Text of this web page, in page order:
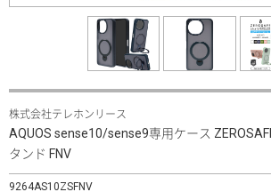
株式会社テレホンリース
AQUOS sense10/sense9専用ケース
タンド FNV
9264AS10ZSFNV